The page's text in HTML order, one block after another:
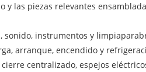
y las piezas relevantes
sonido, instrumentos y
arranque, encendido y
centralizado, espejos